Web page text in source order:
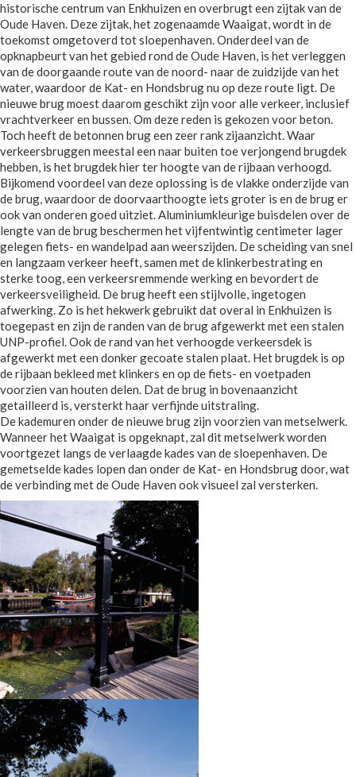
historische centrum van Enkhuizen en overbrugt een zijtak van de
Oude Haven. Deze zijtak, het zogenaamde Waaigat, wordt in de
toekomst omgetoverd tot sloepenhaven. Onderdeel van de
opknapbeurt van het gebied rond de Oude Haven, is het verleggen
van de doorgaande route van de noord- naar de zuidzijde van het
water, waardoor de Kat- en Hondsbrug nu op deze route ligt. De
nieuwe brug moest daarom geschikt zijn voor alle verkeer, inclusief
vrachtverkeer en bussen. Om deze reden is gekozen voor beton.
Toch heeft de betonnen brug een zeer rank zijaanzicht. Waar
verkeersbruggen meestal een naar buiten toe verjongend brugdek
hebben, is het brugdek hier ter hoogte van de rijbaan verhoogd.
Bijkomend voordeel van deze oplossing is de vlakke onderzijde van
de brug, waardoor de doorvaarthoogte iets groter is en de brug er
ook van onderen goed uitziet. Aluminiumkleurige buisdelen over de
lengte van de brug beschermen het vijfentwintig centimeter lager
gelegen fiets- en wandelpad aan weerszijden. De scheiding van snel
en langzaam verkeer heeft, samen met de klinkerbestrating en
sterke toog, een verkeersremmende werking en bevordert de
verkeersveiligheid. De brug heeft een stijlvolle, ingetogen
afwerking. Zo is het hekwerk gebruikt dat overal in Enkhuizen is
toegepast en zijn de randen van de brug afgewerkt met een stalen
UNP-profiel. Ook de rand van het verhoogde verkeersdek is
afgewerkt met een donker gecoate stalen plaat. Het brugdek is op
de rijbaan bekleed met klinkers en op de fiets- en voetpaden
voorzien van houten delen. Dat de brug in bovenaanzicht
getailleerd is, versterkt haar verfijnde uitstraling.
De kademuren onder de nieuwe brug zijn voorzien van metselwerk.
Wanneer het Waaigat is opgeknapt, zal dit metselwerk worden
voortgezet langs de verlaagde kades van de sloepenhaven. De
gemetselde kades lopen dan onder de Kat- en Hondsbrug door, wat
de verbinding met de Oude Haven ook visueel zal versterken.